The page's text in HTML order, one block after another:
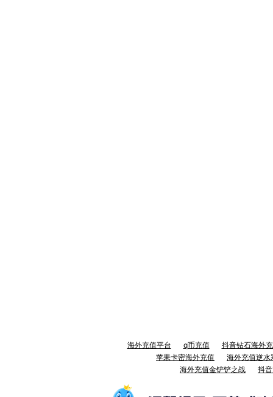
海外充值平台 q币充值
抖音钻石海外
苹果卡密海外充值
海外充值逆水
海外充值金铲铲之战
抖